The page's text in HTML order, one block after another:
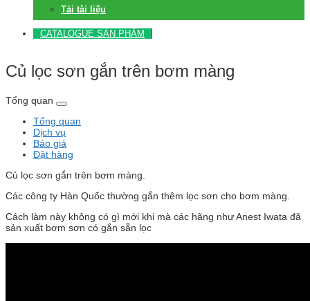
Tải tài liệu
CATALOGUE SẢN PHẨM
Củ lọc sơn gắn trên bơm màng
Tổng quan
Tổng quan
Dịch vụ
Báo giá
Đặt hàng
Củ lọc sơn gắn trên bơm màng.
Các công ty Hàn Quốc thường gắn thêm lọc sơn cho bơm màng.
Cách làm này không có gì mới khi mà các hãng như Anest Iwata đã
sản xuất bơm sơn có gắn sẵn lọc